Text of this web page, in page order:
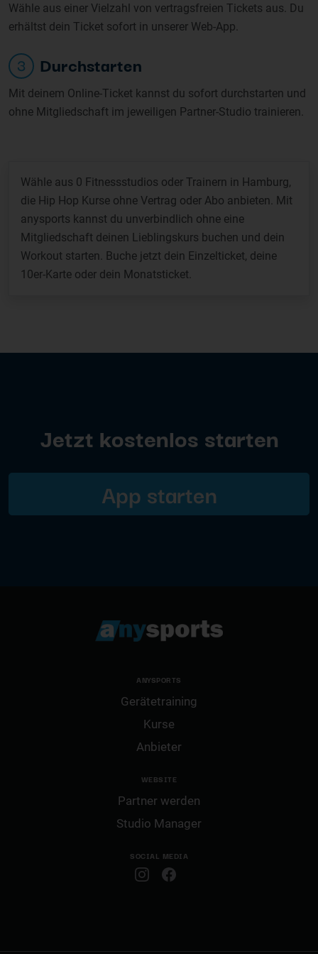
Wähle aus einer Vielzahl von vertragsfreien Tickets aus. Du
erhältst dein Ticket sofort in unserer Web-App.
3 Durchstarten
Mit deinem Online-Ticket kannst du sofort durchstarten und
ohne Mitgliedschaft im jeweiligen Partner-Studio trainieren.
Wähle aus 0 Fitnessstudios oder Trainern in Hamburg,
die Hip Hop Kurse ohne Vertrag oder Abo anbieten. Mit
anysports kannst du unverbindlich ohne eine
Mitgliedschaft deinen Lieblingskurs buchen und dein
Workout starten. Buche jetzt dein Einzelticket, deine
10er-Karte oder dein Monatsticket.
Jetzt kostenlos starten
App starten
ANYSPORTS
Gerätetraining
Kurse
Anbieter
WEBSITE
Partner werden
Studio Manager
SOCIAL MEDIA